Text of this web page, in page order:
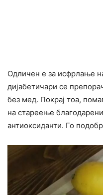
Одличен е за исфрлање
дијабетичари се
без мед. Покрај тоа,
на стареење
антиоксиданти. Го